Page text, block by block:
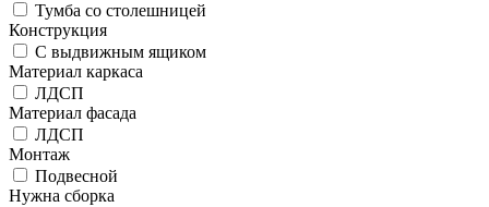
Тумба со столешницей
Конструкция
С выдвижным ящиком
Материал каркаса
ЛДСП
Материал фасада
ЛДСП
Монтаж
Подвесной
Нужна сборка